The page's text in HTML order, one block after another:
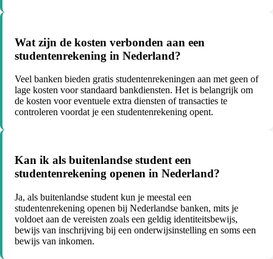
Wat zijn de kosten verbonden aan een
studentenrekening in Nederland?
Veel banken bieden gratis studentenrekeningen aan met geen of
lage kosten voor standaard bankdiensten. Het is belangrijk om
de kosten voor eventuele extra diensten of transacties te
controleren voordat je een studentenrekening opent.
Kan ik als buitenlandse student een
studentenrekening openen in Nederland?
Ja, als buitenlandse student kun je meestal een
studentenrekening openen bij Nederlandse banken, mits je
voldoet aan de vereisten zoals een geldig identiteitsbewijs,
bewijs van inschrijving bij een onderwijsinstelling en soms een
bewijs van inkomen.